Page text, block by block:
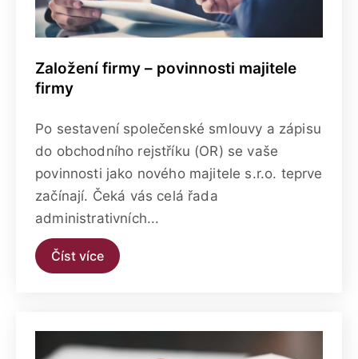
Založení firmy – povinnosti majitele
firmy
Po sestavení společenské smlouvy a zápisu
do obchodního rejstříku (OR) se vaše
povinnosti jako nového majitele s.r.o. teprve
začínají. Čeká vás celá řada
administrativních...
Číst více